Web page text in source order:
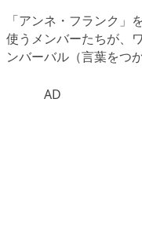
「アンネ・フランク」
使うメンバーたちが、
ンバーバル（言葉をつ
AD